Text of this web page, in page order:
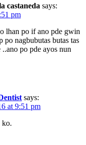
castaneda says:
pm
lhan po if ano pde gwin
po nagbubutas butas tas
po pde ayos nun
says:
at 9:51 pm
ko.